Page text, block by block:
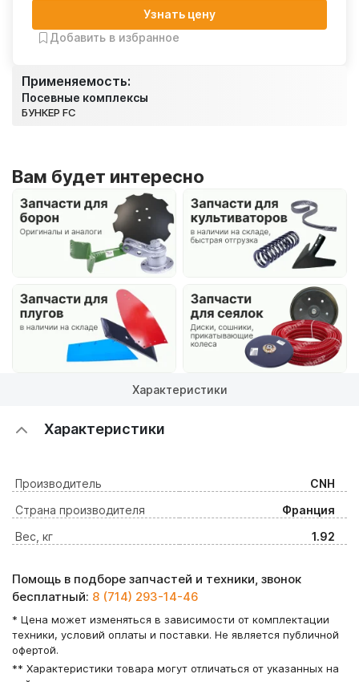
Применяемость:
Посевные комплексы
БУНКЕР FC
Узнать цену
Добавить в избранное
Вам будет интересно
Характеристики
Характеристики
Производитель
CNH
Страна производителя
Франция
Вес, кг
1.92
Помощь в подборе запчастей и техники, звонок
бесплатный: 8 (714) 293-14-46
* Цена может изменяться в зависимости от комплектации
техники, условий оплаты и поставки. Не является публичной
офертой.
** Характеристики товара могут отличаться от указанных на